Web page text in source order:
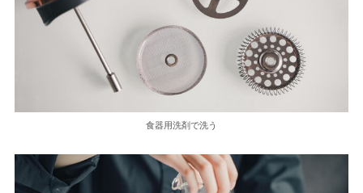
食器用洗剤で洗う